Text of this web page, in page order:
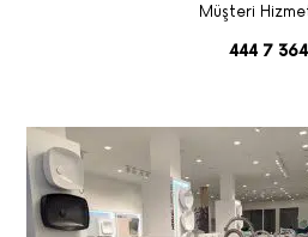
Müşteri
444 7 364